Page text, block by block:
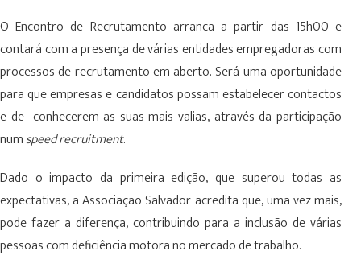
O Encontro de Recrutamento arranca a partir das 15h00 e
contará com a presença de várias entidades empregadoras com
processos de recrutamento em aberto. Será uma oportunidade
para que empresas e candidatos possam estabelecer contactos
e de conhecerem as suas mais-valias, através da participação
numspeed recruitment.
Dado o impacto da primeira edição, que superou todas as
expectativas, a Associação Salvador acredita que, uma vez mais,
pode fazer a diferença, contribuindo para a inclusão de várias
pessoas com deficiência motora no mercado de trabalho.